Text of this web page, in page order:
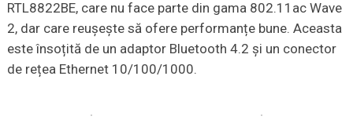
RTL8822BE, care nu face parte din gama 802.11ac Wave
2, dar care reușește să ofere performanțe bune. Aceasta
este însoțită de un adaptor Bluetooth 4.2 și un conector
de rețea Ethernet 10/100/1000.